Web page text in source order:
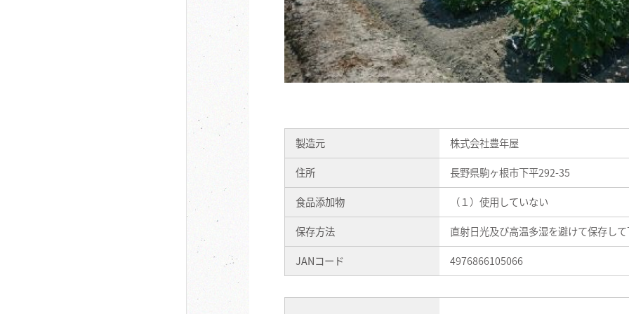
製造元
株式会社豊年屋
住所
長野県駒ヶ根市下平292-35
食品添加物
（１）使用していない
保存方法
直射日光及び高温多湿を避けて保存し
JANコード
4976866105066